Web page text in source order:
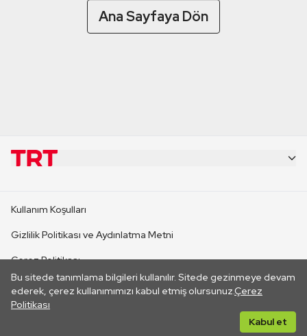
Ana Sayfaya Dön
Bu sitede tanımlama bilgileri kullanılır. Sitede gezinmeye devam
ederek, çerez kullanımımızı kabul etmiş olursunuz.Çerez
Politikası
Kabul et
CANLI YAYINLAR
Kullanım Koşulları
Gizlilik Politikası ve Aydınlatma Metni
Çerez Politikası
İletişim
Her hakkı saklıdır. ©2026 TRT. Bağlantı yoluyla gidilen dış